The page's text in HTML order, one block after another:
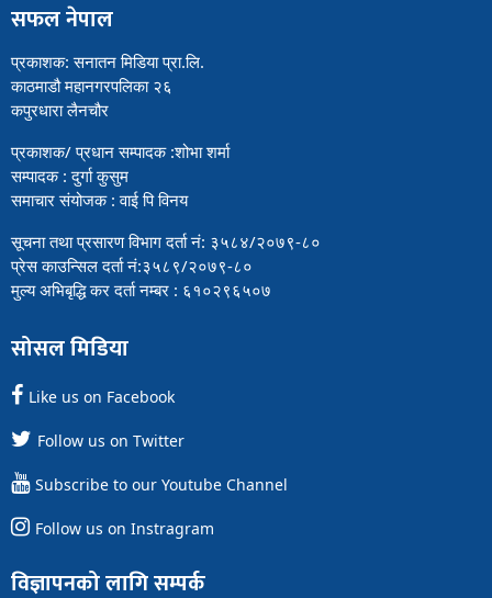
सफल नेपाल
प्रकाशक: सनातन मिडिया प्रा.लि.
काठमाडौ महानगरपलिका २६
कपुरधारा लैनचौर
प्रकाशक/ प्रधान सम्पादक :शोभा शर्मा
सम्पादक : दुर्गा कुसुम
समाचार संयोजक : वाई पि विनय
सूचना तथा प्रसारण विभाग दर्ता नं: ३५८४/२०७९-८०
प्रेस काउन्सिल दर्ता नं:३५८९/२०७९-८०
मुल्य अभिबृद्धि कर दर्ता नम्बर : ६१०२९६५०७
सोसल मिडिया
Like us on Facebook
Follow us on Twitter
Subscribe to our Youtube Channel
Follow us on Instragram
विज्ञापनको लागि सम्पर्क